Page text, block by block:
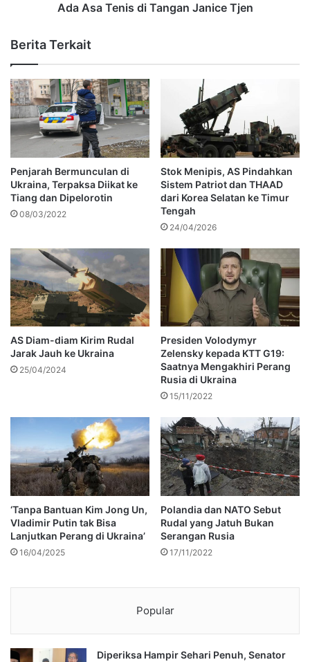
Ada Asa Tenis di Tangan Janice Tjen
Berita Terkait
Penjarah Bermunculan di
Ukraina, Terpaksa Diikat ke
Tiang dan Dipelorotin
08/03/2022
Stok Menipis, AS Pindahkan
Sistem Patriot dan THAAD
dari Korea Selatan ke Timur
Tengah
24/04/2026
AS Diam-diam Kirim Rudal
Jarak Jauh ke Ukraina
25/04/2024
Presiden Volodymyr
Zelensky kepada KTT G19:
Saatnya Mengakhiri Perang
Rusia di Ukraina
15/11/2022
‘Tanpa Bantuan Kim Jong Un,
Vladimir Putin tak Bisa
Lanjutkan Perang di Ukraina’
16/04/2025
Polandia dan NATO Sebut
Rudal yang Jatuh Bukan
Serangan Rusia
17/11/2022
Popular
Diperiksa Hampir Sehari Penuh, Senator